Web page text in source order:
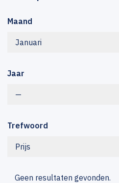
Maand
Januari
Jaar
—
Trefwoord
Prijs
Geen resultaten gevonden.